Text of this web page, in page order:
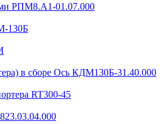
РПМ8.А1-01.07.000
130Б
в сборе Ось КДМ130Б-31.40.000
RT300-45